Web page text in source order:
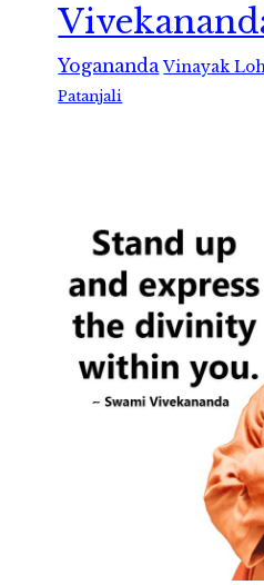
Yogananda Vinayak
Patanjali